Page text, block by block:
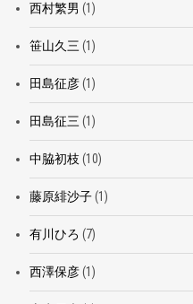
西村繁男 (1)
笹山久三 (1)
田島征彦(1)
田島征三 (1)
中脇初枝 (10)
藤原緋沙子(1)
有川ひろ (7)
西澤保彦(1)